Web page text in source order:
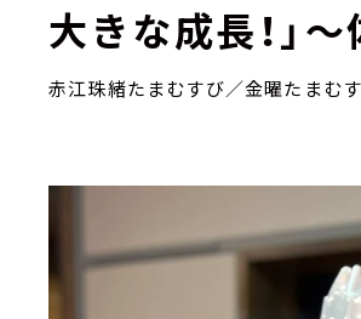
大きな成長！」
赤江珠緒たまむすび／金曜たまむ